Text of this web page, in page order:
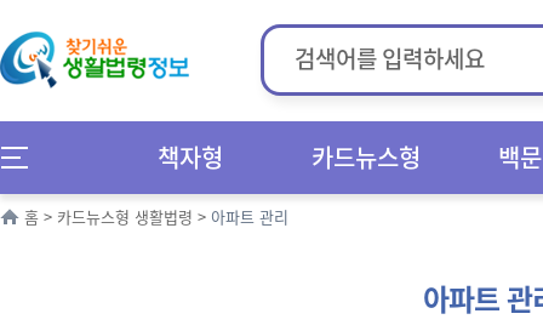
책자형 카드뉴스형 백
홈 > 카드뉴스형 생활법령 > 아파트 관리
아파트 관